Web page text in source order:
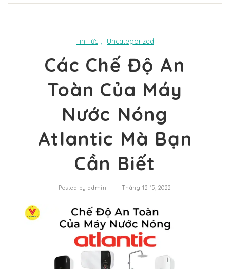
Tin Tức Uncategorized
Các Chế Độ An
Toàn Của Máy
Nước Nóng
Atlantic Mà Bạn
Cần Biết
Posted byadmin | Tháng 12 15, 2022